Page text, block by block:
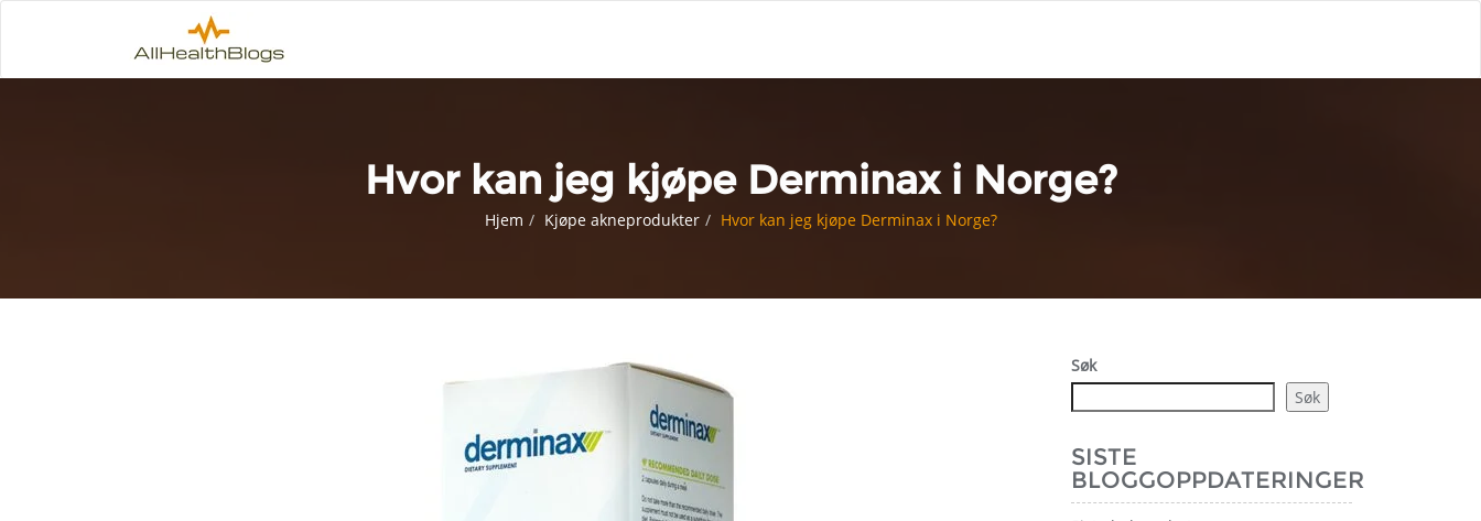
Hvor kan jeg kjøpe Derminax i Norge?
Hjem Kjøpe akneprodukter Hvor kan jeg kjøpe Derminax i Norge?
Søk
Søk
SISTE
BLOGGOPPDATERINGER